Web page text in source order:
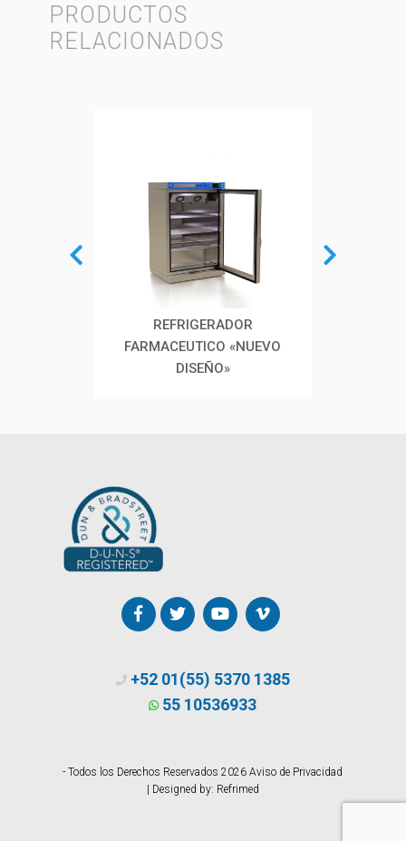
PRODUCTOS
RELACIONADOS
REFRIGERADOR
FARMACEUTICO «NUEVO
DISEÑO»
+52 01(55) 5370 1385
55 10536933
- Todos los Derechos Reservados 2026Aviso de Privacidad
| Designed by: Refrimed